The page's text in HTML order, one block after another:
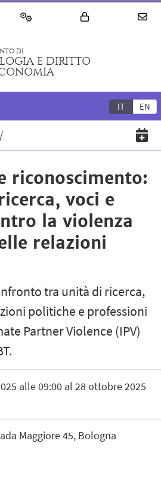
DI
E DIRITTO
IT EN
riconoscimento:
voci e
la violenza
relazioni
tra unità di ricerca,
politiche e professioni
Partner Violence (IPV)
alle 09:00 al 28 ottobre 2025
Maggiore 45, Bologna